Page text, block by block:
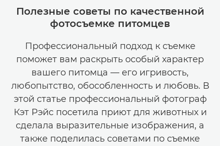
Истории о фотографии и творчестве
Полезные советы по качественной
фотосъемке питомцев
Профессиональный подход к съемке
поможет вам раскрыть особый характер
вашего питомца — его игривость,
любопытство, обособленность и любовь. В
этой статье профессиональный фотограф
Кэт Рэйс посетила приют для животных и
сделала выразительные изображения, а
также поделилась советами по съемке